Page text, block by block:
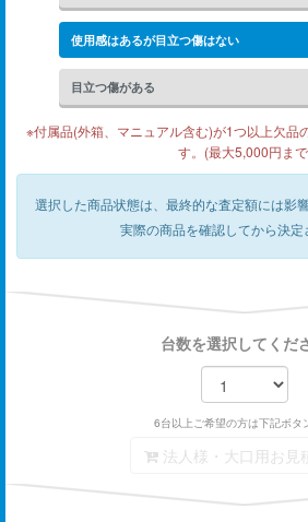
使用感はあるが目立つ傷はない
目立つ傷がある
※付属品(外箱、マニュアル含む)が1つ以上欠品
す。(最大5,000円ま
選択した商品状態は、最終的な査定額には影響
実際の商品を確認してから決定
台数を選択してくだ
6台以上ご希望の方は下記ボタ
法人様・大口用お見